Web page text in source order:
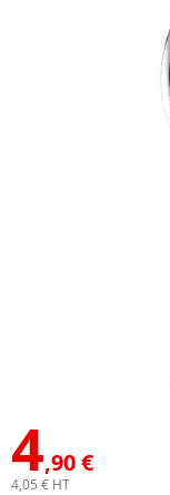
4,90 €
4,05 € HT